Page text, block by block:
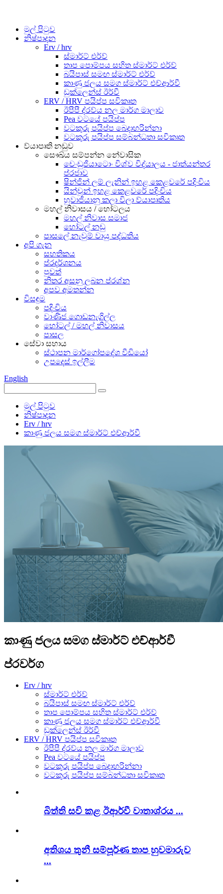
මුල් පිටුව
නිෂ්පාදන
Erv / hrv
ස්මාර්ට් එර්ව්
තාප පොම්පය සහිත ස්මාර්ට් එර්ව්
බයිපාස් සමඟ ස්මාර්ට් එර්ව්
කාණු ජලය සමග ස්මාර්ට් එච්ආර්වී
ඩුක්ලෙන්ස් ඊර්වී
ERV / HRV පයිප්ප සවිකෘත
ඊපීපී ද්රව්ය නල මාර්ග මාලාව
Pea වටයේ පයිප්ප
වටකුරු පයිප්ප බෙදාහරින්නා
වටකුරු පයිප්ප සම්බන්ධතා සවිකෘත
ව්යාපෘති නඩුව
සෞඛ්ය සම්පන්න නේවාසික
චෙංඩුජියාටොං විශ්ව විද්යාලය - ජාත්යන්තර
ප්රජාව
ෂින්ජින් ලම් ලැනින් ඉහළ කෙළවරේ පදිංචිය
යින්චූන් ඉහළ කෙළවරේ පදිංචිය
හුවාජියානු කලා විලා ව්යාපෘතිය
මහල් නිවාසය / හෝටලය
මහල් නිවාස සමාජ
හෝටල් නඩු
පාසලේ නැවුම් වායු පද්ධතිය
අපි ගැන
සහතිකය
ප්රදර්ශනය
පුවත්
නිතර අසනු ලබන ප්රශ්න
අපව අමතන්න
විසඳුම
පදිංචිය
වාණිජ ගොඩනැගිල්ල
හෝටල් / මහල් නිවාසය
පාසල
සේවා සහාය
ස්ථාපන මාර්ගෝපදේශ වීඩියෝ
උපදෙස් ඉල්ලීම
English
මුල් පිටුව
නිෂ්පාදන
Erv / hrv
කාණු ජලය සමග ස්මාර්ට් එච්ආර්වී
කාණු ජලය සමග ස්මාර්ට් එච්ආර්වී
ප්රවර්ග
Erv / hrv
ස්මාර්ට් එර්ව්
බයිපාස් සමඟ ස්මාර්ට් එර්ව්
තාප පොම්පය සහිත ස්මාර්ට් එර්ව්
කාණු ජලය සමග ස්මාර්ට් එච්ආර්වී
ඩුක්ලෙන්ස් ඊර්වී
ERV / HRV පයිප්ප සවිකෘත
ඊපීපී ද්රව්ය නල මාර්ග මාලාව
Pea වටයේ පයිප්ප
වටකුරු පයිප්ප බෙදාහරින්නා
වටකුරු පයිප්ප සම්බන්ධතා සවිකෘත
බිත්ති සවි කළ ඊආර්වී වාතාශ්රය ...
අතිශය තුනී සම්පූර්ණ තාප හුවමාරුව
...